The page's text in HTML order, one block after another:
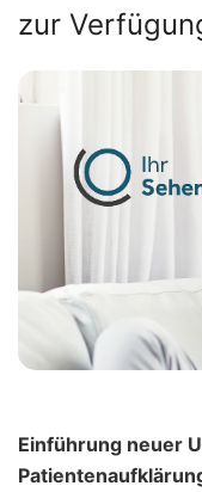
zur
Einführung neuer